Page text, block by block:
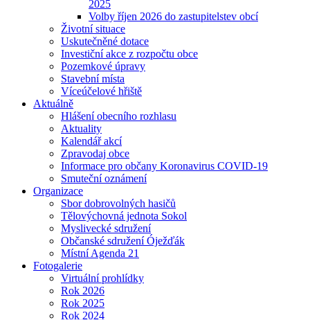
2025
Volby říjen 2026 do zastupitelstev obcí
Životní situace
Uskutečněné dotace
Investiční akce z rozpočtu obce
Pozemkové úpravy
Stavební místa
Víceúčelové hřiště
Aktuálně
Hlášení obecního rozhlasu
Aktuality
Kalendář akcí
Zpravodaj obce
Informace pro občany Koronavirus COVID-19
Smuteční oznámení
Organizace
Sbor dobrovolných hasičů
Tělovýchovná jednota Sokol
Myslivecké sdružení
Občanské sdružení Óježďák
Místní Agenda 21
Fotogalerie
Virtuální prohlídky
Rok 2026
Rok 2025
Rok 2024